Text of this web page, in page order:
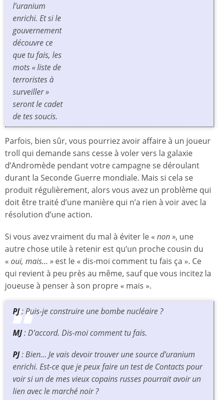
l’uranium
enrichi. Et si le
gouvernement
découvre ce
que tu fais, les
mots « liste de
terroristes à
surveiller »
seront le cadet
de tes soucis.
Parfois, bien sûr, vous pourriez avoir affaire à un joueur
troll qui demande sans cesse à voler vers la galaxie
d’Andromède pendant votre campagne se déroulant
durant la Seconde Guerre mondiale. Mais si cela se
produit régulièrement, alors vous avez un problème qui
doit être traité d’une manière qui n’a rien à voir avec la
résolution d’une action.
Si vous avez vraiment du mal à éviter le « non », une
autre chose utile à retenir est qu’un proche cousin du
« oui, mais… » est le « dis-moi comment tu fais ça ». Ce
qui revient à peu près au même, sauf que vous incitez la
joueuse à penser à son propre « mais ».
PJ: Puis-je construire une bombe nucléaire ?
MJ: D’accord. Dis-moi comment tu fais.
PJ: Bien… Je vais devoir trouver une source d’uranium
enrichi. Est-ce que je peux faire un test de Contacts pour
voir si un de mes vieux copains russes pourrait avoir un
lien avec le marché noir ?